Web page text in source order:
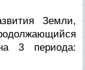
Земли,
3 периода: